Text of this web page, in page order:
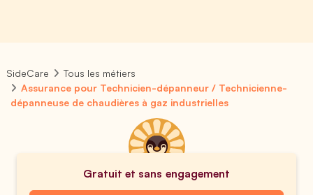
SideCare
Tous les métiers
Assurance pour Technicien-dépanneur / Technicienne-
dépanneuse de chaudières à gaz industrielles
Gratuit et sans engagement